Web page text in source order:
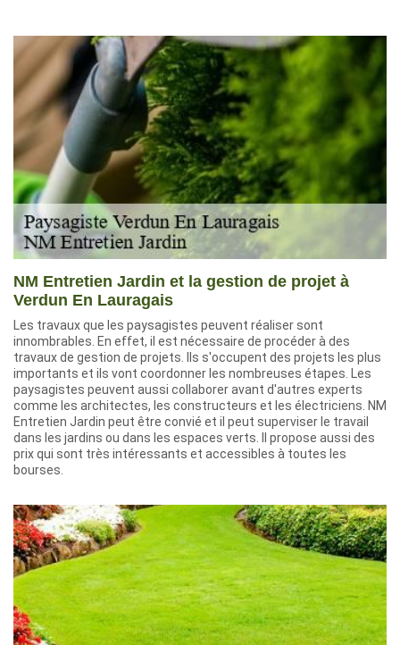
NM Entretien Jardin et la gestion de projet à
Verdun En Lauragais
Les travaux que les paysagistes peuvent réaliser sont
innombrables. En effet, il est nécessaire de procéder à des
travaux de gestion de projets. Ils s'occupent des projets les plus
importants et ils vont coordonner les nombreuses étapes. Les
paysagistes peuvent aussi collaborer avant d'autres experts
comme les architectes, les constructeurs et les électriciens. NM
Entretien Jardin peut être convié et il peut superviser le travail
dans les jardins ou dans les espaces verts. Il propose aussi des
prix qui sont très intéressants et accessibles à toutes les
bourses.